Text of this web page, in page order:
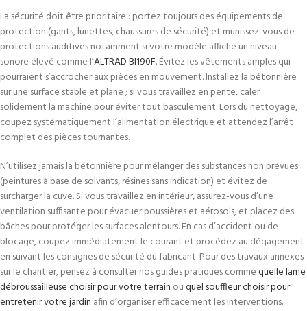
La sécurité doit être prioritaire : portez toujours des équipements de
protection (gants, lunettes, chaussures de sécurité) et munissez-vous de
protections auditives notamment si votre modèle affiche un niveau
sonore élevé comme l’ALTRAD BI190F. Évitez les vêtements amples qui
pourraient s’accrocher aux pièces en mouvement. Installez la bétonnière
sur une surface stable et plane ; si vous travaillez en pente, caler
solidement la machine pour éviter tout basculement. Lors du nettoyage,
coupez systématiquement l’alimentation électrique et attendez l’arrêt
complet des pièces tournantes.
N’utilisez jamais la bétonnière pour mélanger des substances non prévues
(peintures à base de solvants, résines sans indication) et évitez de
surcharger la cuve. Si vous travaillez en intérieur, assurez-vous d’une
ventilation suffisante pour évacuer poussières et aérosols, et placez des
bâches pour protéger les surfaces alentours. En cas d’accident ou de
blocage, coupez immédiatement le courant et procédez au dégagement
en suivant les consignes de sécurité du fabricant. Pour des travaux annexes
sur le chantier, pensez à consulter nos guides pratiques commequelle lame
débroussailleuse choisir pour votre terrain ouquel souffleur choisir pour
entretenir votre jardin afin d’organiser efficacement les interventions.